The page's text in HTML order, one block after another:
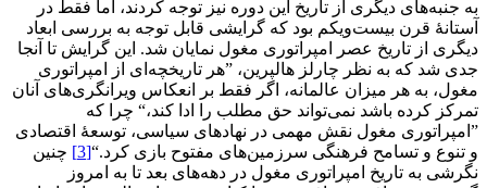
به جنبه‌های دیگری از تاریخ این دوره نیز توجه کردند، اما فقط در
آستانۀ قرن بیست‌ویکم بود که گرایشی قابل توجه به بررسی ابعاد
دیگری از تاریخ عصر امپراتوری مغول نمایان شد. این گرایش تا آنجا
جدی شد که به نظر چارلز هالپرین، ”هر تاریخچه‌ای از امپراتوری
مغول، به هر میزان عالمانه، اگر فقط بر انعکاس ویرانگری‌های آنان
تمرکز کرده باشد نمی‌تواند حق مطلب را ادا کند،“ چرا که
”امپراتوری مغول نقش مهمی در نهادهای سیاسی، توسعۀ اقتصادی
و تنوع و تسامح فرهنگی سرزمین‌های مفتوح بازی کرد.‌“[3]
چنین
نگرشی به تاریخ امپراتوری مغول در دهه‌های بعد تا به امروز